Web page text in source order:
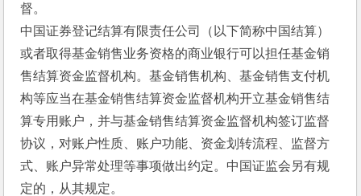
督。
中国证券登记结算有限责任公司（以下简称中国结算）
或者取得基金销售业务资格的商业银行可以担任基金销
售结算资金监督机构。基金销售机构、基金销售支付机
构等应当在基金销售结算资金监督机构开立基金销售结
算专用账户，并与基金销售结算资金监督机构签订监督
协议，对账户性质、账户功能、资金划转流程、监督方
式、账户异常处理等事项做出约定。中国证监会另有规
定的，从其规定。